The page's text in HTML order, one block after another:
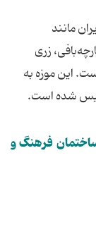
مانند
زری
این موزه به
شده است‌.
فرهنگ و